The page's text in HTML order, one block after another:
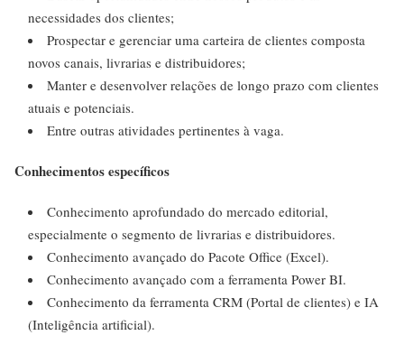
necessidades dos clientes;
Prospectar e gerenciar uma carteira de clientes composta
novos canais, livrarias e distribuidores;
Manter e desenvolver relações de longo prazo com clientes
atuais e potenciais.
Entre outras atividades pertinentes à vaga.
Conhecimentos específicos
Conhecimento aprofundado do mercado editorial,
especialmente o segmento de livrarias e distribuidores.
Conhecimento avançado do Pacote Office (Excel).
Conhecimento avançado com a ferramenta Power BI.
Conhecimento da ferramenta CRM (Portal de clientes) e IA
(Inteligência artificial).